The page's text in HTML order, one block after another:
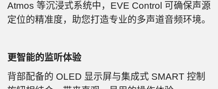
Atmos 等沉浸式系统中，EVE Control 可确保声源
定位的精准度，助您打造专业的多声道音频环境。
更智能的监听体验
背部配备的 OLED 显示屏与集成式 SMART 控制